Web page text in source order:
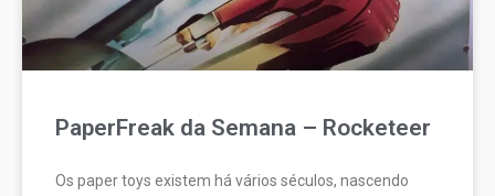
PaperFreak da Semana – Rocketeer
Os paper toys existem há vários séculos, nascendo